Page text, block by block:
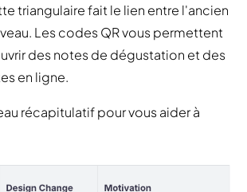
triangulaire fait le lien entre l'ancien
Les codes QR vous permettent
des notes de dégustation et des
en ligne.
récapitulatif pour vous aider à